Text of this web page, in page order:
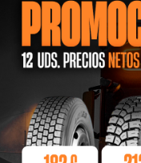
SHARP SPIKE RIM
$199.00–$329.00